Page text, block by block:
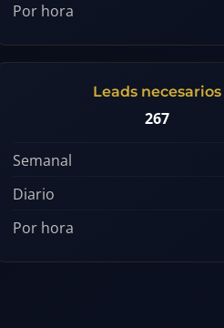
Por hora
Leads necesarios
267
Semanal
Diario
Por hora